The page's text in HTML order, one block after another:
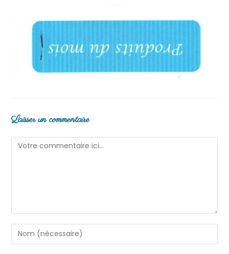
Laisser un commentaire